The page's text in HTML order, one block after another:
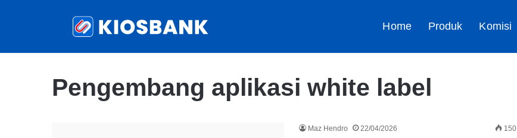
Home Produk Komisi
Pengembang aplikasi white label
Maz Hendro 22/04/2026 150